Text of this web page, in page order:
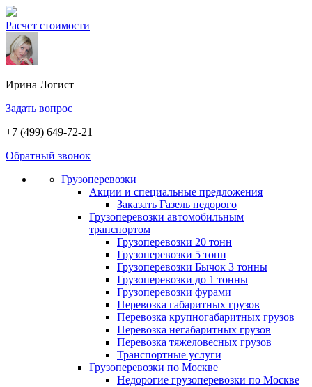
Расчет стоимости
Ирина Логист
Задать вопрос
+7 (499) 649-72-21
Обратный звонок
Грузоперевозки
Акции и специальные предложения
Заказать Газель недорого
Грузоперевозки автомобильным
транспортом
Грузоперевозки 20 тонн
Грузоперевозки 5 тонн
Грузоперевозки Бычок 3 тонны
Грузоперевозки до 1 тонны
Грузоперевозки фурами
Перевозка габаритных грузов
Перевозка крупногабаритных грузов
Перевозка негабаритных грузов
Перевозка тяжеловесных грузов
Транспортные услуги
Грузоперевозки по Москве
Недорогие грузоперевозки по Москве